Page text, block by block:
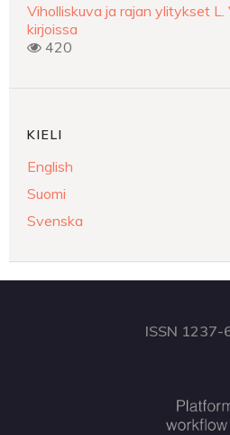
Viholliskuva ja rajan ylitykset
kirjoissa
420
KIELI
English
Suomi
Svenska
ISSN 1237-